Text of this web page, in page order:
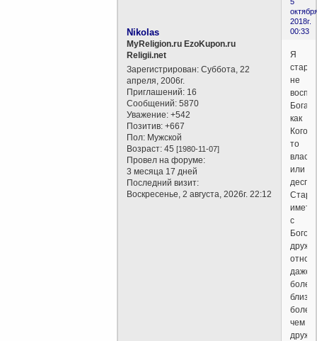
2018г.
00:33
Nikolas
MyReligion.ru EzoKupon.ru
Religii.net
Зарегистрирован: Суббота, 22
апреля, 2006г.
Приглашений: 16
Сообщений: 5870
Уважение: +542
Позитив: +667
Пол: Мужской
Возраст: 45[1980-11-07]
Провел на форуме:
3 месяца 17 дней
Последний визит:
Воскресенье, 2 августа, 2026г. 22:12
Я
не
Бога,
как
Кого-
то
или
иметь
с
Богом
даже
более
более
чем